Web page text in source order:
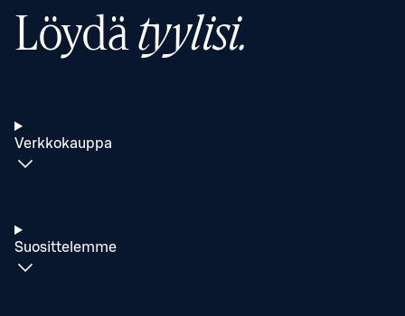
Löydätyylisi.
Verkkokauppa
Suosittelemme